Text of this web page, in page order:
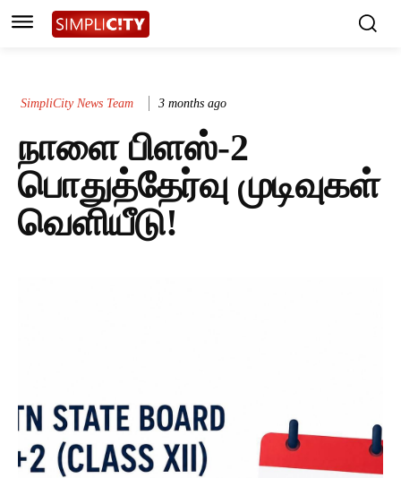
SimpliCity News Team 3 months ago
நாளை பிளஸ்-2
பொதுத்தேர்வு முடிவுகள்
வெளியீடு!